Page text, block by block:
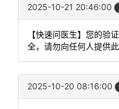
2025-10-21 20:46:00
【快速问医生】您的验
全，请勿向任何人提供此
2025-10-20 08:16:00